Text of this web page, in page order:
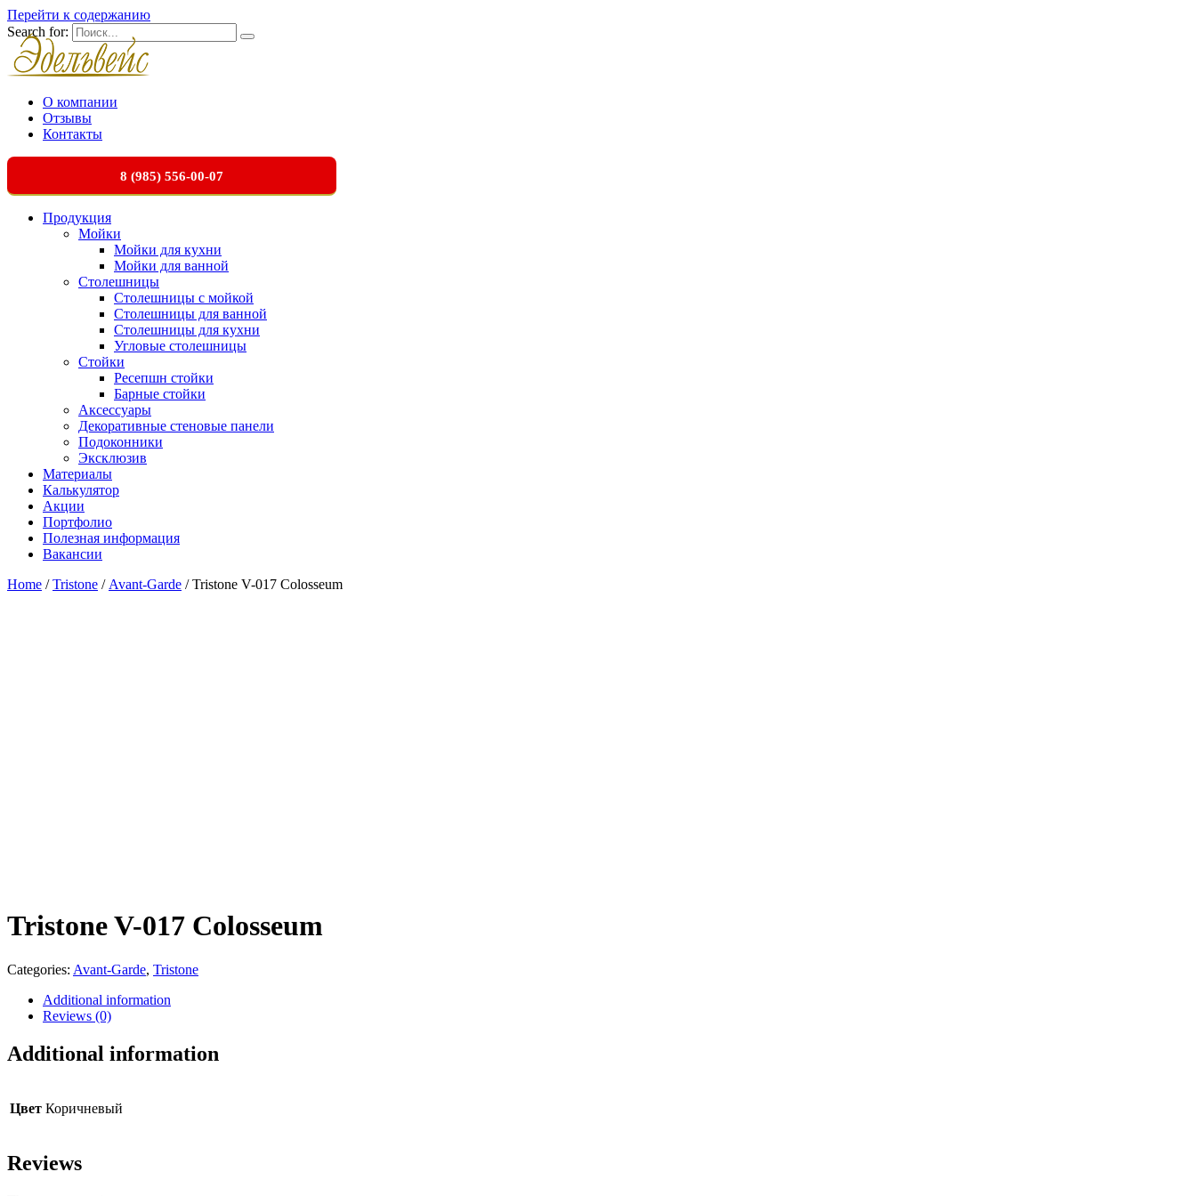
Перейти к содержанию
Search for:
О компании
Отзывы
Контакты
8 (985) 556-00-07
Продукция
Мойки
Мойки для кухни
Мойки для ванной
Столешницы
Столешницы с мойкой
Столешницы для ванной
Столешницы для кухни
Угловые столешницы
Стойки
Ресепшн стойки
Барные стойки
Аксессуары
Декоративные стеновые панели
Подоконники
Эксклюзив
Материалы
Калькулятор
Акции
Портфолио
Полезная информация
Вакансии
Home /Tristone / Avant-Garde / Tristone V-017 Colosseum
Tristone V-017 Colosseum
Categories: Avant-Garde, Tristone
Additional information
Reviews (0)
Additional information
Цвет Коричневый
Reviews